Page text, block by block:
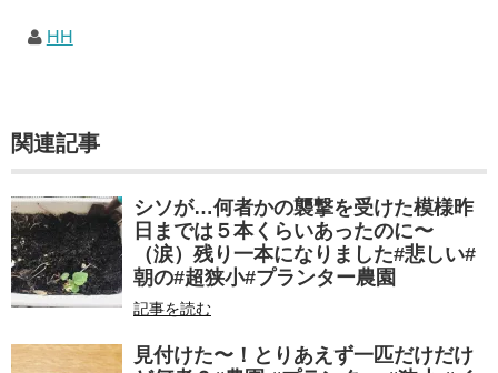
HH
関連記事
シソが…何者かの襲撃を受けた模様昨
日までは５本くらいあったのに〜
（涙）残り一本になりました#悲しい#
朝の#超狭小#プランター農園
記事を読む
見付けた〜！とりあえず一匹だけだけ